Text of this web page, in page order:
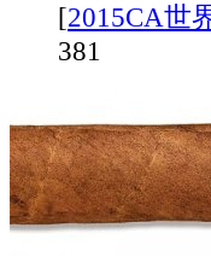
[2015CA世
381